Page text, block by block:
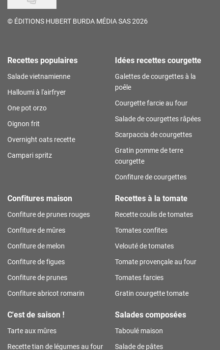
© ÉDITIONS HUBERT BURDA MÉDIA SAS 2026
Recettes populaires
Salade vietnamienne
Halloumi à l'airfryer
One pot orzo
Oignon frit
Overnight oats recette
Campari spritz
Idées recettes courgette
Galettes de courgettes à la
poêle
Courgette farcie au four
Salade de courgettes râpées
Scarpaccia de courgettes
Gratin pomme de terre
courgette
Confiture de courgettes
Confitures maison
Confiture de prunes rouges
Confiture de mûres
Confiture de melon
Confiture de figues
Confiture de prunes
Confiture abricot romarin
Recettes à la tomate
Recette coulis de tomates
Tomates confites
Velouté de tomates
Tomate provençale au four
Tomates farcies
Gratin courgette tomate
C'est de saison !
Tarte aux mûres
Recette tian de légumes au four
Salades composées
Taboulé maison
Salade de pâtes